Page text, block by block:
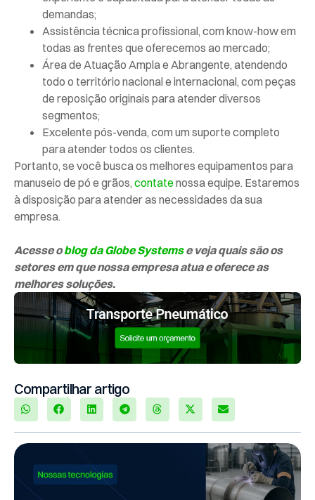
demandas;
Assistência técnica profissional, com know-how em
todas as frentes que oferecemos ao mercado;
Área de Atuação Ampla e Abrangente, atendendo
todo o território nacional e internacional, com peças
de reposição originais para atender diversos
segmentos;
Excelente pós-venda, com um suporte completo
para atender todos os clientes.
Portanto, se você busca os melhores equipamentos para
manuseio de pó e grãos, contatenossa equipe. Estaremos
à disposição para atender as necessidades da sua
empresa.
Acesse oblog da Globe Systemse veja quais são os
setores em que nossa empresa atua e oferece as
melhores soluções.
Compartilhar artigo